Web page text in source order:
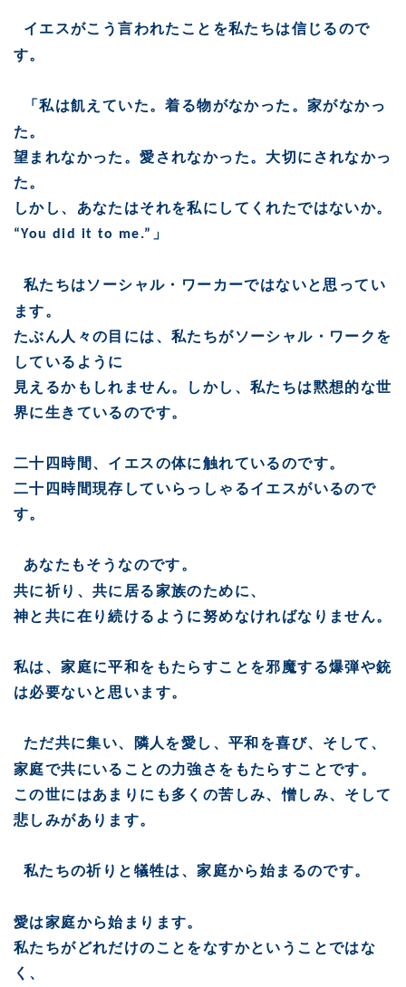
イエスがこう言われたことを私たちは信じるので
す。
「私は飢えていた。着る物がなかった。家がなかっ
た。
望まれなかった。愛されなかった。大切にされなかっ
た。
しかし、あなたはそれを私にしてくれたではないか。
“You did it to me.” 」
私たちはソーシャル・ワーカーではないと思ってい
ます。
たぶん人々の目には、私たちがソーシャル・ワークを
しているように
見えるかもしれません。しかし、私たちは黙想的な世
界に生きているのです。
二十四時間、イエスの体に触れているのです。
二十四時間現存していらっしゃるイエスがいるので
す。
あなたもそうなのです。
共に祈り、共に居る家族のために、
神と共に在り続けるように努めなければなりません。
私は、家庭に平和をもたらすことを邪魔する爆弾や銃
は必要ないと思います。
ただ共に集い、隣人を愛し、平和を喜び、そして、
家庭で共にいることの力強さをもたらすことです。
この世にはあまりにも多くの苦しみ、憎しみ、そして
悲しみがあります。
私たちの祈りと犠牲は、家庭から始まるのです。
愛は家庭から始まります。
私たちがどれだけのことをなすかということではな
く、